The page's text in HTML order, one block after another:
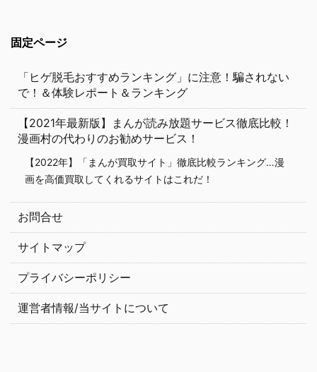
固定ページ
「ヒゲ脱毛おすすめランキング」に注意！騙されない
で！＆体験レポート＆ランキング
【2021年最新版】まんが読み放題サービス徹底比較！
漫画村の代わりのお勧めサービス！
【2022年】「まんが買取サイト」徹底比較ランキング…漫
画を高価買取してくれるサイトはこれだ！
お問合せ
サイトマップ
プライバシーポリシー
運営者情報/当サイトについて